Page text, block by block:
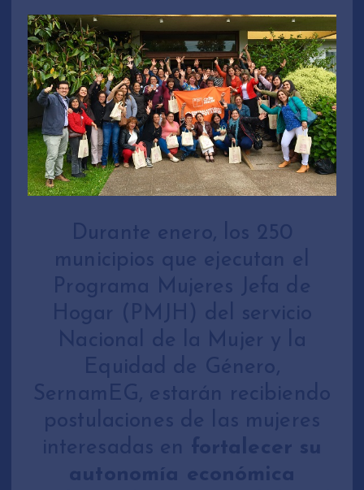
Durante enero, los 250
municipios que ejecutan el
Programa Mujeres Jefa de
Hogar (PMJH) del servicio
Nacional de la Mujer y la
Equidad de Género,
SernamEG, estarán recibiendo
postulaciones de las mujeres
interesadas en fortalecer su
autonomía económica